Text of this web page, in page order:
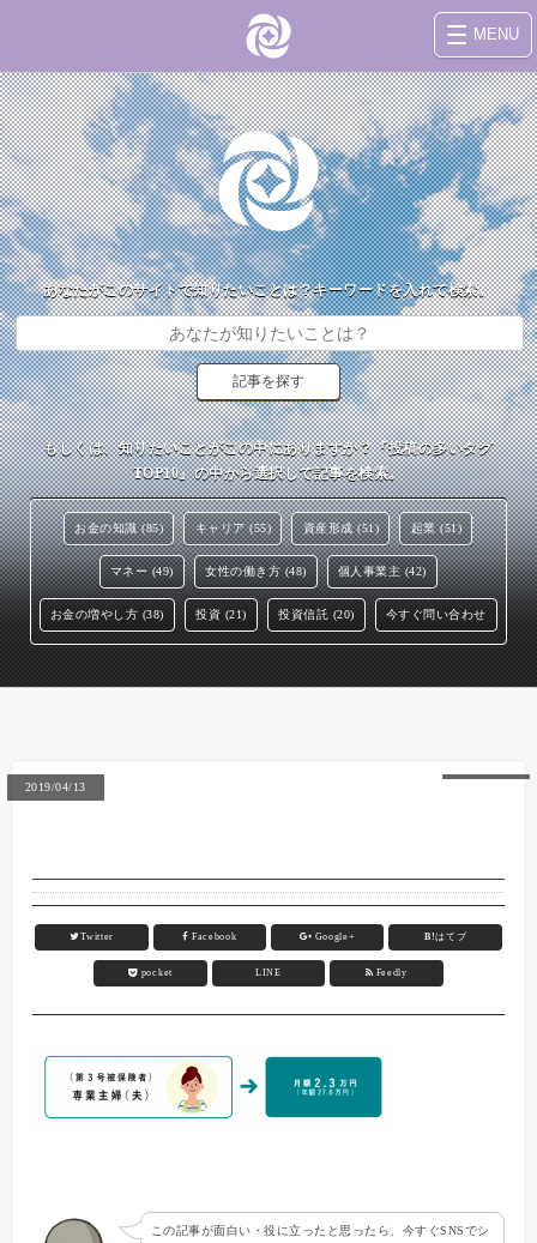
MENU
あなたがこのサイトで知りたいことは？キーワードを入れて検索。
もしくは、知りたいことがこの中にありますか？『投稿の多いタグ
TOP10』の中から選択して記事を検索。
お金の知識 (85) キャリア (55) 資産形成 (51) 起業 (51)
マネー (49) 女性の働き方 (48) 個人事業主 (42)
お金の増やし方 (38) 投資 (21) 投資信託 (20) 今すぐ問い合わせ
2019/04/13
Twitter Facebook Google+ B!はてブ
pocket LINE Feedly
この記事が面白い・役に立ったと思ったら、今すぐSNSでシ